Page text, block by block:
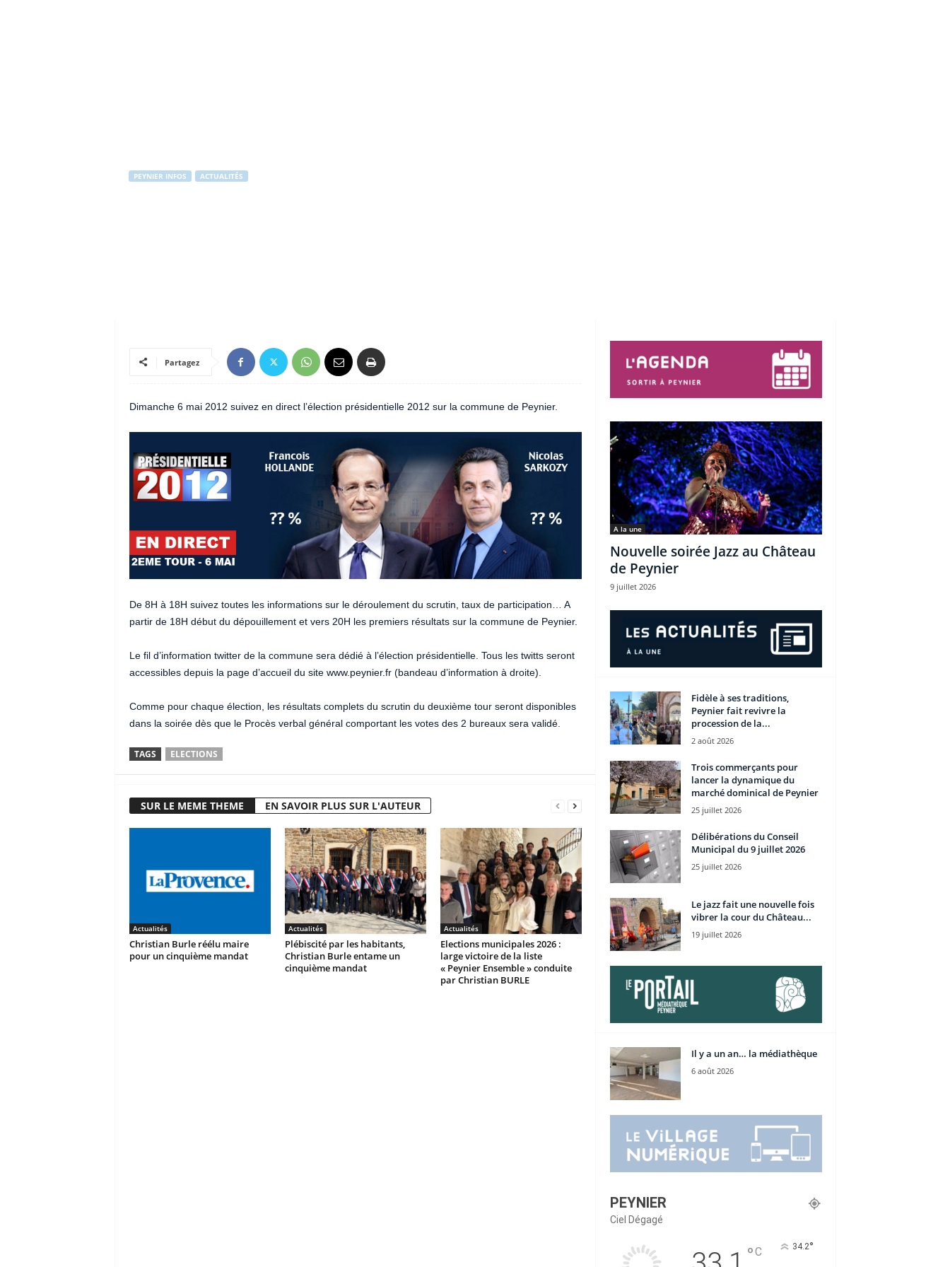
PEYNIER INFOS ACTUALITÉS
Partagez
Dimanche 6 mai 2012 suivez en direct l’élection présidentielle 2012 sur la commune de Peynier.
De 8H à 18H suivez toutes les informations sur le déroulement du scrutin, taux de participation… A
partir de 18H début du dépouillement et vers 20H les premiers résultats sur la commune de Peynier.
Le fil d’information twitter de la commune sera dédié à l’élection présidentielle. Tous les twitts seront
accessibles depuis la page d’accueil du site www.peynier.fr (bandeau d’information à droite).
Comme pour chaque élection, les résultats complets du scrutin du deuxième tour seront disponibles
dans la soirée dès que le Procès verbal général comportant les votes des 2 bureaux sera validé.
TAGS ELECTIONS
SUR LE MEME THEME EN SAVOIR PLUS SUR L'AUTEUR
Actualités
Christian Burle réélu maire
pour un cinquième mandat
Actualités
Plébiscité par les habitants,
Christian Burle entame un
cinquième mandat
Actualités
Elections municipales 2026 :
large victoire de la liste
« Peynier Ensemble » conduite
par Christian BURLE
A la une
Nouvelle soirée Jazz au Château
de Peynier
9 juillet 2026
Fidèle à ses traditions,
Peynier fait revivre la
procession de la...
2 août 2026
Trois commerçants pour
lancer la dynamique du
marché dominical de Peynier
25 juillet 2026
Délibérations du Conseil
Municipal du 9 juillet 2026
25 juillet 2026
Le jazz fait une nouvelle fois
vibrer la cour du Château...
19 juillet 2026
Il y a un an… la médiathèque
6 août 2026
PEYNIER
Ciel Dégagé
°C 34.2°